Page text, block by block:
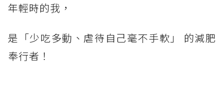
年輕時的我，
是「少吃多動、虐待自己毫不手軟」 的減肥
奉行者！